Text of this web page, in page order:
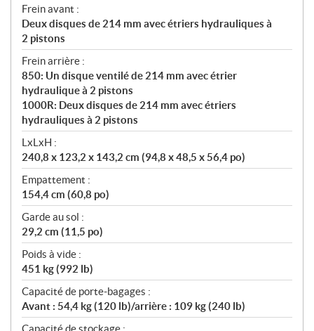
Frein avant :
Deux disques de 214 mm avec étriers hydrauliques à
2 pistons
Frein arrière :
850: Un disque ventilé de 214 mm avec étrier
hydraulique à 2 pistons
1000R: Deux disques de 214 mm avec étriers
hydrauliques à 2 pistons
LxLxH :
240,8 x 123,2 x 143,2 cm (94,8 x 48,5 x 56,4 po)
Empattement :
154,4 cm (60,8 po)
Garde au sol :
29,2 cm (11,5 po)
Poids à vide :
451 kg (992 lb)
Capacité de porte-bagages :
Avant : 54,4 kg (120 lb)/arrière : 109 kg (240 lb)